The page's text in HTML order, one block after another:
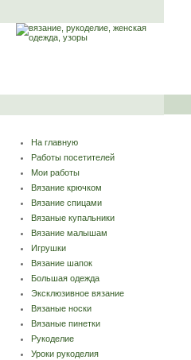
На главную
Работы посетителей
Мои работы
Вязание крючком
Вязание спицами
Вязаные купальники
Вязание малышам
Игрушки
Вязание шапок
Большая одежда
Эксклюзивное вязание
Вязаные носки
Вязаные пинетки
Рукоделие
Уроки рукоделия